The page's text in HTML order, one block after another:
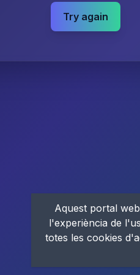
Try again
Aquest portal
l'experiència de
totes les cookies